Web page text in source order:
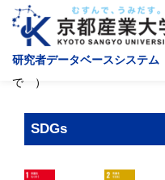
研究者データベースシステム
で ）
SDGs